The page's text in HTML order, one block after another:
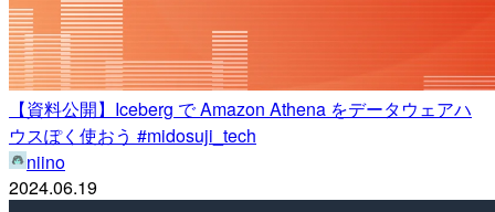
【資料公開】Iceberg で Amazon Athena をデータウェアハ
ウスぽく使おう #midosuji_tech
niino
2024.06.19